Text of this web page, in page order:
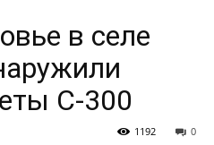
в селе
С-300
0
1192